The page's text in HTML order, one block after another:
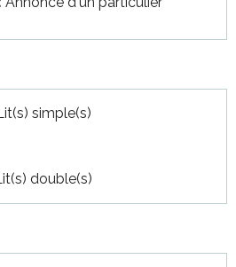
simple(s)
double(s)